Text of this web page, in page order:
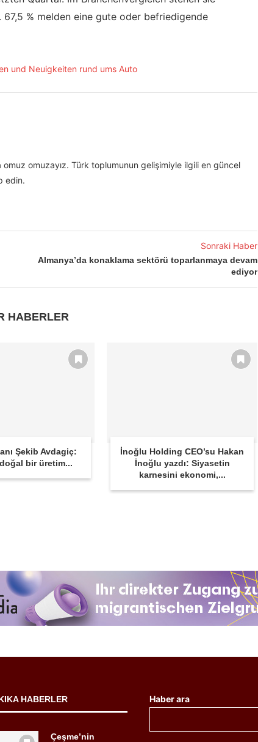
% melden eine gute oder befriedigende
omuzayız. Türk toplumunun gelişimiyle ilgili en güncel
edin.
Sonraki Haber
Almanya’da konaklama sektörü toparlanmaya devam
ediyor
HABERLER
Şekib Avdagiç:
bir üretim...
İnoğlu Holding CEO’su Hakan
İnoğlu yazdı: Siyasetin
karnesini ekonomi,...
HABERLER
Çeşme’nin
Haber ara